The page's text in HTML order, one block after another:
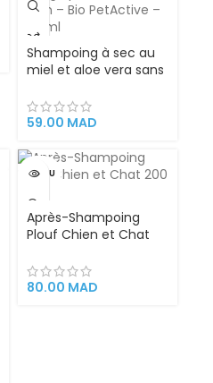
Shampoing à sec au
miel et aloe vera sans
chien – Bio PetActive
– 200 ml – Copier
59.00 MAD
VENDU
Après-Shampoing
Plouf Chien et Chat
80.00 MAD